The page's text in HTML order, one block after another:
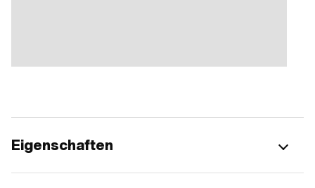
Eigenschaften